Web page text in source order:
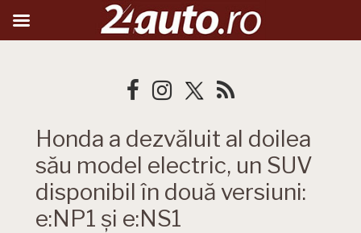
Honda a dezvăluit al doilea
său model electric, un SUV
disponibil în două versiuni:
e:NP1 și e:NS1